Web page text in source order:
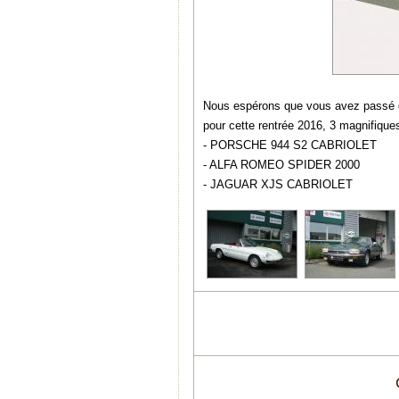
Nous espérons que vous avez
pour cette rentrée 2016, 3
- PORSCHE 944 S2 CABRIOLET
- ALFA ROMEO SPIDER 2000
- JAGUAR XJS CABRIOLET